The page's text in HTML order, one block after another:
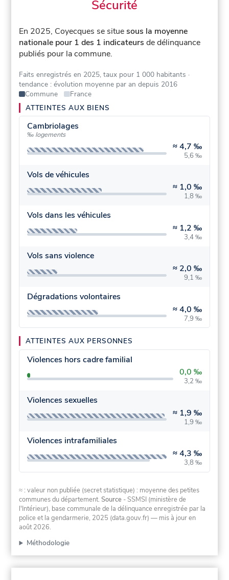
Sécurité
En 2025, Coyecques se situesous la moyenne
nationale pour 1 des 1 indicateurs de délinquance
publiés pour la commune.
Faits enregistrés en 2025, taux pour 1 000 habitants ·
tendance : évolution moyenne par an depuis 2016
Commune
France
ATTEINTES AUX BIENS
Cambriolages
‰ logements
≈4,7 ‰
5,6 ‰
Vols de véhicules
≈ 1,0 ‰
1,8 ‰
Vols dans les véhicules
≈ 1,2 ‰
3,4 ‰
Vols sans violence
≈ 2,0 ‰
9,1 ‰
Dégradations volontaires
≈4,0 ‰
7,9 ‰
ATTEINTES AUX PERSONNES
Violences hors cadre familial
0,0 ‰
3,2 ‰
Violences sexuelles
≈ 1,9 ‰
1,9 ‰
Violences intrafamiliales
≈4,3 ‰
3,8 ‰
≈ : valeur non publiée (secret statistique) : moyenne des petites
communes du département.Source - SSMSI (ministère de
l'Intérieur), base communale de la délinquance enregistrée par la
police et la gendarmerie, 2025 (data.gouv.fr) — mis à jour en
août 2026.
Méthodologie